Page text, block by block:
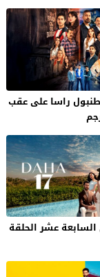
راسا على عقب
عشر الحلقة